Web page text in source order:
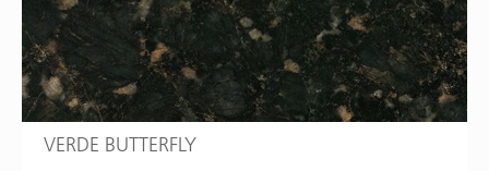
VERDE BUTTERFLY